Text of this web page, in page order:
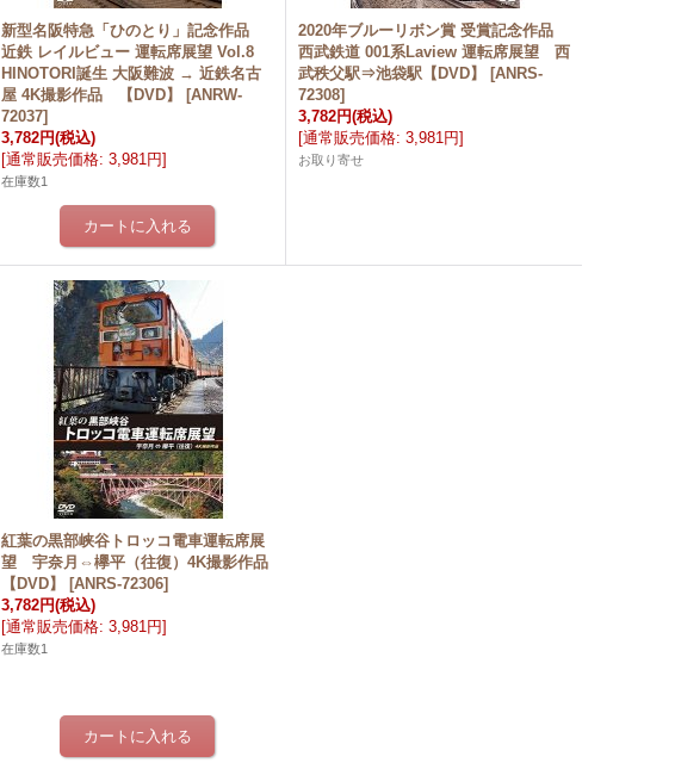
新型名阪特急「ひのとり」記念作品
近鉄 レイルビュー 運転席展望 Vol.8
HINOTORI誕生 大阪難波 → 近鉄名古
屋 4K撮影作品 【DVD】
[ANRW-
72037]
3,782円(税込)
[通常販売価格: 3,981円]
在庫数1
2020年ブルーリボン賞 受賞記念作品
西武鉄道 001系Laview 運転席展望 西
武秩父駅⇒池袋駅【DVD】
[ANRS-
72308]
3,782円(税込)
[通常販売価格: 3,981円]
お取り寄せ
紅葉の黒部峡谷トロッコ電車運転席展
望 宇奈月⇔欅平（往復）4K撮影作品
【DVD】
[ANRS-72306]
3,782円(税込)
[通常販売価格: 3,981円]
在庫数1